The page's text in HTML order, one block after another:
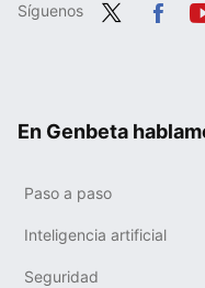
Síguenos
En Genbeta
Paso a paso
Inteligencia artificial
Seguridad